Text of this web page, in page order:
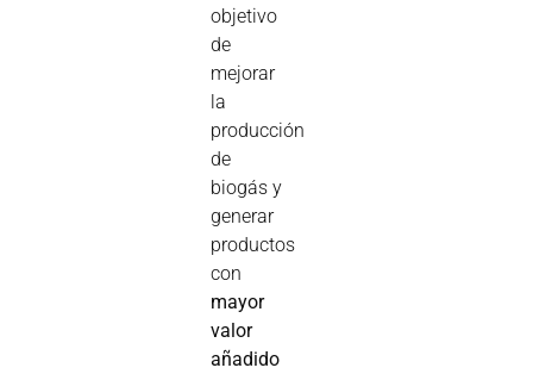
objetivo
de
mejorar
la
producción
de
biogás y
generar
productos
con
mayor
valor
añadido